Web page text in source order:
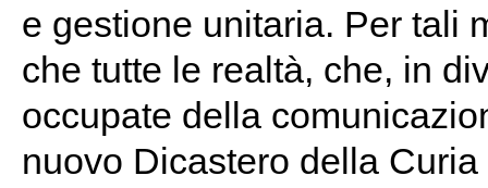
e gestione unitaria. Per tali
che tutte le realtà, che, in
occupate della
nuovo Dicastero della